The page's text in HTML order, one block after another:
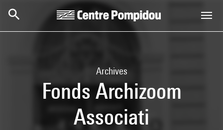
Skip to main content
Centre Pompidou
Archives
Fonds Archizoom
Associati